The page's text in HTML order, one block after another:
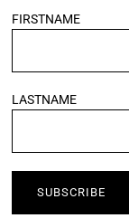
FIRSTNAME
LASTNAME